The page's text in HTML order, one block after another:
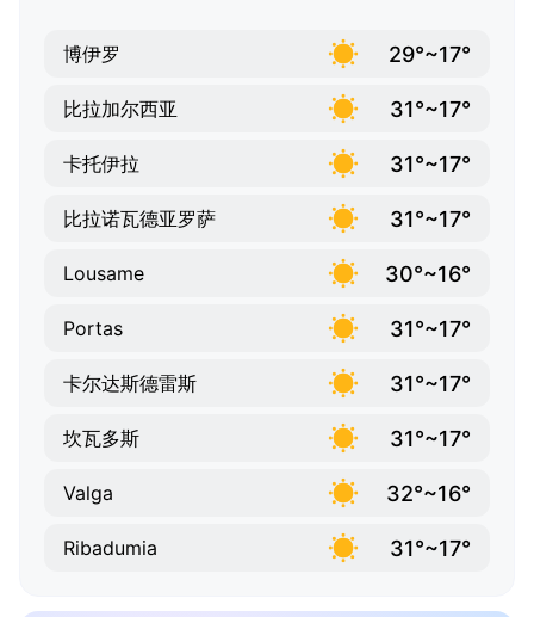
博伊罗 29°~17°
比拉加尔西亚 31°~17°
卡托伊拉 31°~17°
比拉诺瓦德亚罗萨 31°~17°
Lousame 30°~16°
Portas 31°~17°
卡尔达斯德雷斯 31°~17°
坎瓦多斯 31°~17°
Valga 32°~16°
Ribadumia 31°~17°